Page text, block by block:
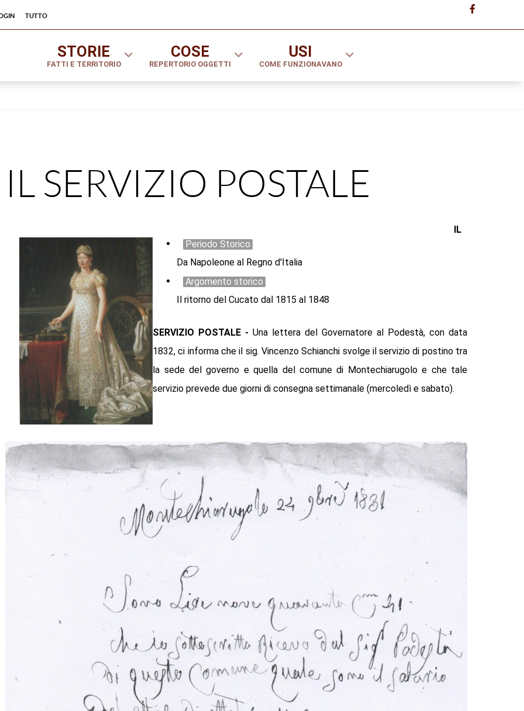
tutto
STORIE
FATTI E TERRITORIO
COSE
REPERTORIO OGGETTI
USI
COME FUNZIONAVANO
IL SERVIZIO POSTALE
Periodo Storico
Da Napoleone al Regno d'Italia
Argomento storico
Il ritorno del Cucato dal 1815 al 1848
IL
SERVIZIO POSTALE - Una lettera del Governatore al Podestà, con data
1832, ci informa che il sig. Vincenzo Schianchi svolge il servizio di postino tra
la sede del governo e quella del comune di Montechiarugolo e che tale
servizio prevede due giorni di consegna settimanale (mercoledì e sabato).